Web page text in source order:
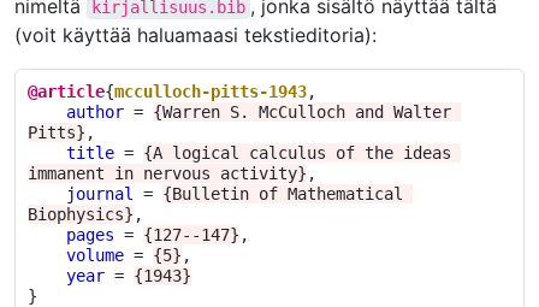
nimeltä
kirjallisuus.bib , jonka sisältö näyttää tältä
(voit käyttää haluamaasi tekstieditoria):
@article{mcculloch-pitts-1943,
author = {Warren S. McCulloch and Walter
Pitts} ,
title = {A logical calculus of the ideas
immanent in nervous activity} ,
journal
= {Bulletin of Mathematical
Biophysics} ,
pages = {127--147} ,
volume = {5} ,
year = {1943}
}